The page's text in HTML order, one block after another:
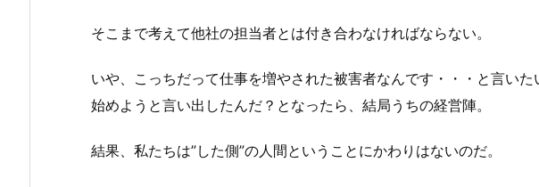
そこまで考えて他社の担当者とは付き合わなければならない。
いや、こっちだって仕事を増やされた被害者なんです・・・と言い
始めようと言い出したんだ？となったら、結局うちの経営陣。
結果、私たちは”した側”の人間ということにかわりはないのだ。